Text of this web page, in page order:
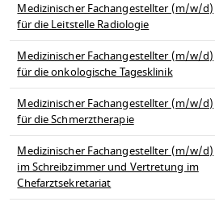
Medizinischer Fachangestellter (m/w/d)
für die Leitstelle Radiologie
Medizinischer Fachangestellter (m/w/d)
für die onkologische Tagesklinik
Medizinischer Fachangestellter (m/w/d)
für die Schmerztherapie
Medizinischer Fachangestellter (m/w/d)
im Schreibzimmer und Vertretung im
Chefarztsekretariat